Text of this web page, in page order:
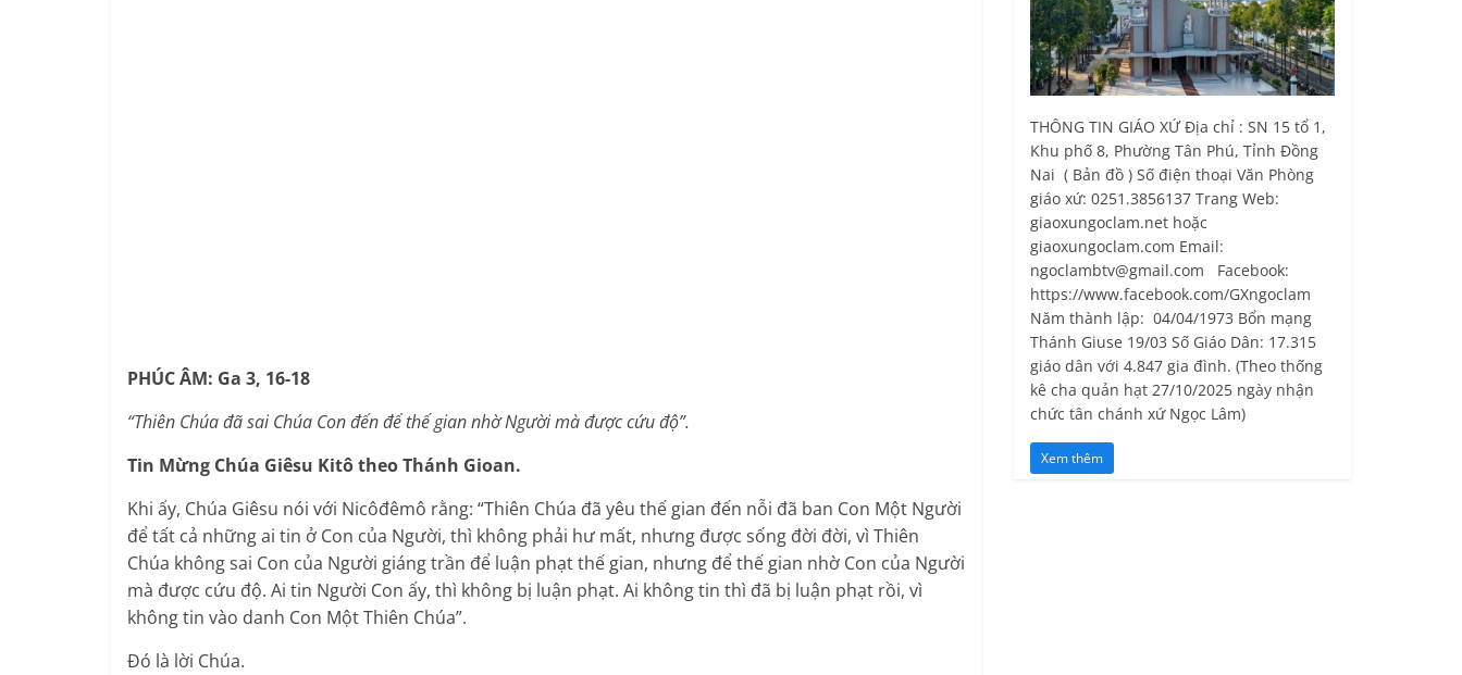
PHÚC ÂM: Ga 3, 16-18
“Thiên Chúa đã sai Chúa Con đến để thế gian nhờ Người mà được cứu độ”.
Tin Mừng Chúa Giêsu Kitô theo Thánh Gioan.
Khi ấy, Chúa Giêsu nói với Nicôđêmô rằng: “Thiên Chúa đã yêu thế gian đến nỗi đã ban Con Một Người
để tất cả những ai tin ở Con của Người, thì không phải hư mất, nhưng được sống đời đời, vì Thiên
Chúa không sai Con của Người giáng trần để luận phạt thế gian, nhưng để thế gian nhờ Con của Người
mà được cứu độ. Ai tin Người Con ấy, thì không bị luận phạt. Ai không tin thì đã bị luận phạt rồi, vì
không tin vào danh Con Một Thiên Chúa”.
Đó là lời Chúa.
THÔNG TIN GIÁO XỨ Địa chỉ : SN 15 tổ 1,
Khu phố 8, Phường Tân Phú, Tỉnh Ðồng
Nai ( Bản đồ ) Số điện thoại Văn Phòng
giáo xứ: 0251.3856137 Trang Web:
giaoxungoclam.net hoặc
giaoxungoclam.com Email:
ngoclambtv@gmail.com Facebook:
https://www.facebook.com/GXngoclam
Năm thành lập: 04/04/1973 Bổn mạng
Thánh Giuse 19/03 Số Giáo Dân: 17.315
giáo dân với 4.847 gia đình. (Theo thống
kê cha quản hạt 27/10/2025 ngày nhận
chức tân chánh xứ Ngọc Lâm)
Xem thêm